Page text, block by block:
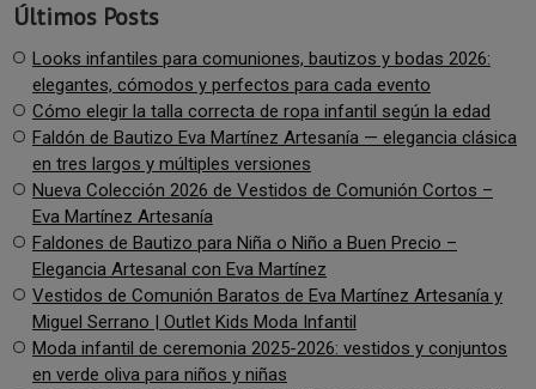
Últimos Posts
Looks infantiles para comuniones, bautizos y bodas 2026:
elegantes, cómodos y perfectos para cada evento
Cómo elegir la talla correcta de ropa infantil según la edad
Faldón de Bautizo Eva Martínez Artesanía — elegancia clásica
en tres largos y múltiples versiones
Nueva Colección 2026 de Vestidos de Comunión Cortos –
Eva Martínez Artesanía
Faldones de Bautizo para Niña o Niño a Buen Precio –
Elegancia Artesanal con Eva Martínez
Vestidos de Comunión Baratos de Eva Martínez Artesanía y
Miguel Serrano | Outlet Kids Moda Infantil
Moda infantil de ceremonia 2025-2026: vestidos y conjuntos
en verde oliva para niños y niñas